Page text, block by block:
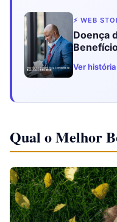
⚡ WEB
Doença
Ver
Qual o Melhor